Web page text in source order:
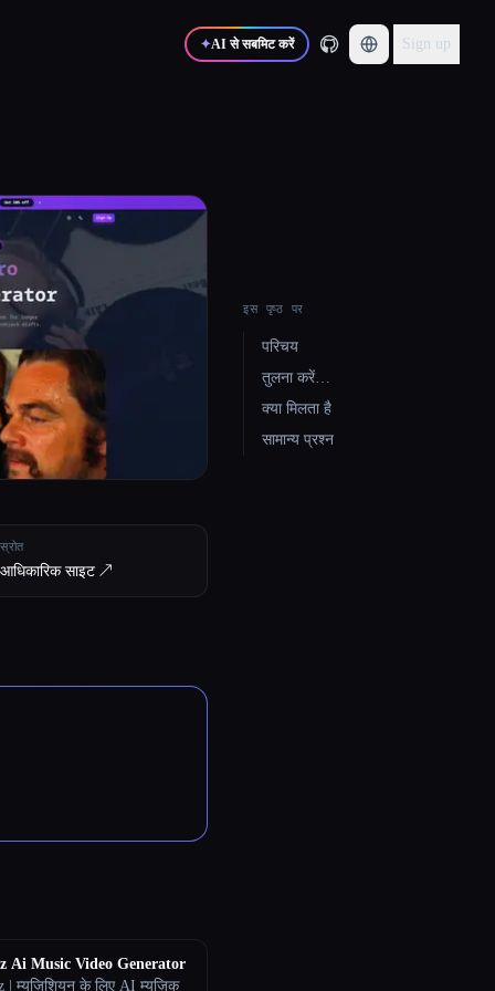
✦AI से सबमिट करें Sign up
स्रोत
आधिकारिक साइट ↗︎
Ai Music Video Generator
| म्यूज़िशियन के लिए AI म्यूज़िक
इस पृष्ठ पर
परिचय
तुलना करें…
क्या मिलता है
सामान्य प्रश्न